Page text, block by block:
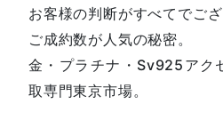
お客様の判断がすべてでござ
ご成約数が人気の秘密。
金・プラチナ・Sv925アク
取専門東京市場。